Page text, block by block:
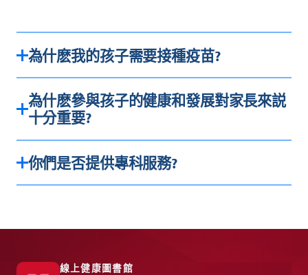
為什麽我的孩子需要接種疫苗?
為什麽參與孩子的健康和發展對家長來説
十分重要?
你們是否提供專科服務?
線上健康圖書館